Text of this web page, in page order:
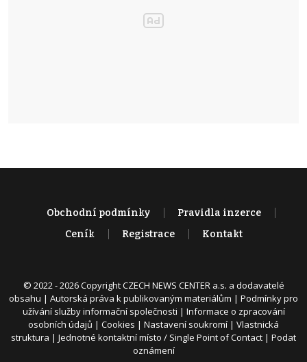
Obchodní podmínky
Pravidla inzerce
Ceník
Registrace Kontakt
© 2022 - 2026 Copyright CZECH NEWS CENTER a.s. a dodavatelé
obsahu | Autorská práva k publikovaným materiálům | Podmínky pro
užívání služby informační společnosti | Informace o zpracování
osobních údajů | Cookies | Nastavení soukromí | Vlastnická
struktura | Jednotné kontaktní místo / Single Point of Contact | Podat
oznámení